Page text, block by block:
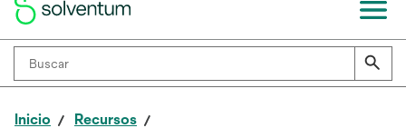
Inicio
Recursos